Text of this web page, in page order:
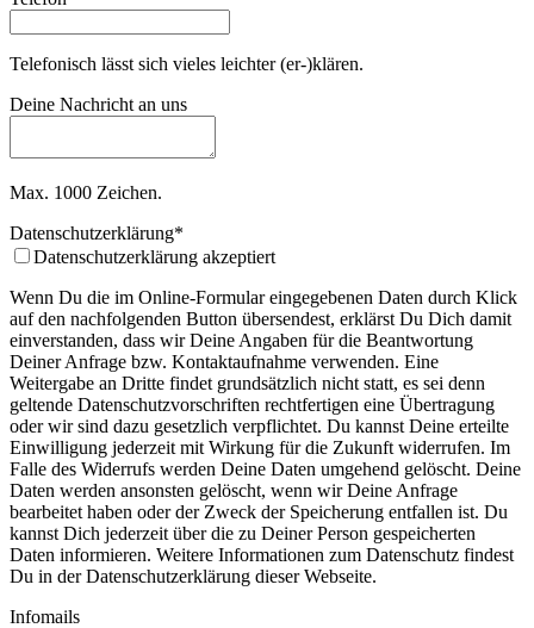
Telefonisch lässt sich vieles leichter (er-)klären.
Deine Nachricht an uns
Max. 1000 Zeichen.
Email*
Datenschutzerklärung*
Datenschutzerklärung akzeptiert
Wenn Du die im Online-Formular eingegebenen Daten durch Klick
auf den nachfolgenden Button übersendest, erklärst Du Dich damit
einverstanden, dass wir Deine Angaben für die Beantwortung
Deiner Anfrage bzw. Kontaktaufnahme verwenden. Eine
Weitergabe an Dritte findet grundsätzlich nicht statt, es sei denn
geltende Datenschutzvorschriften rechtfertigen eine Übertragung
oder wir sind dazu gesetzlich verpflichtet. Du kannst Deine erteilte
Einwilligung jederzeit mit Wirkung für die Zukunft widerrufen. Im
Falle des Widerrufs werden Deine Daten umgehend gelöscht. Deine
Daten werden ansonsten gelöscht, wenn wir Deine Anfrage
bearbeitet haben oder der Zweck der Speicherung entfallen ist. Du
kannst Dich jederzeit über die zu Deiner Person gespeicherten
Daten informieren. Weitere Informationen zum Datenschutz findest
Du in der Datenschutzerklärung dieser Webseite.
Infomails